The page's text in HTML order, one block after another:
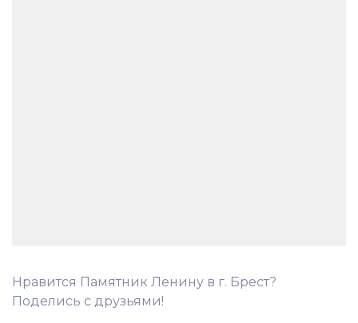
Нравится Памятник Ленину в г. Брест?
Поделись с друзьями!